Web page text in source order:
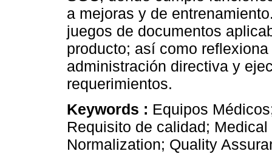
a mejoras y de
juegos de documentos
producto; así como
administración directiva y
requerimientos.
Keywords : Equipos
Requisito de calidad;
Normalization; Quality